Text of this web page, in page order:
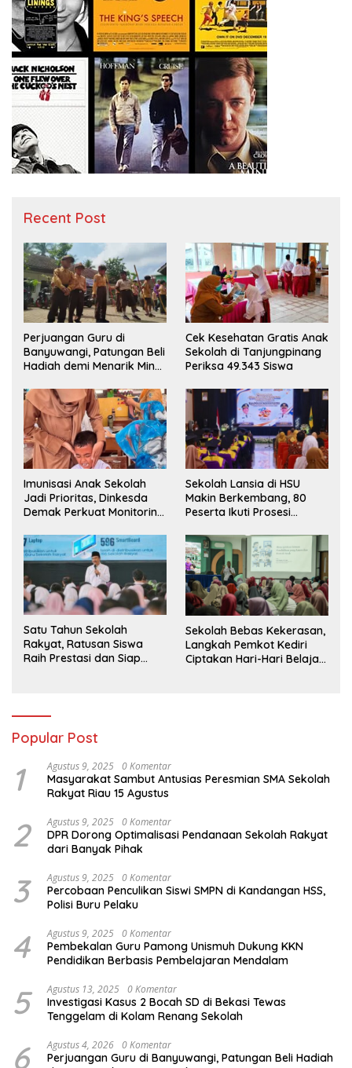
Recent Post
Perjuangan Guru di
Banyuwangi, Patungan Beli
Hadiah demi Menarik Minat
Cek Kesehatan Gratis Anak
Sekolah di Tanjungpinang
Periksa 49.343 Siswa
Imunisasi Anak Sekolah
Jadi Prioritas, Dinkesda
Demak Perkuat Monitoring
Sekolah Lansia di HSU
Makin Berkembang, 80
Peserta Ikuti Prosesi
Satu Tahun Sekolah
Rakyat, Ratusan Siswa
Raih Prestasi dan Siap
Sekolah Bebas Kekerasan,
Langkah Pemkot Kediri
Ciptakan Hari-Hari Belajar
Popular Post
1 Agustus 9, 2025 0 Komentar
Masyarakat Sambut Antusias Peresmian SMA Sekolah
Rakyat Riau 15 Agustus
2 Agustus 9, 2025 0 Komentar
DPR Dorong Optimalisasi Pendanaan Sekolah Rakyat
dari Banyak Pihak
3 Agustus 9, 2025 0 Komentar
Percobaan Penculikan Siswi SMPN di Kandangan HSS,
Polisi Buru Pelaku
4 Agustus 9, 2025 0 Komentar
Pembekalan Guru Pamong Unismuh Dukung KKN
Pendidikan Berbasis Pembelajaran Mendalam
5 Agustus 13, 2025 0 Komentar
Investigasi Kasus 2 Bocah SD di Bekasi Tewas
Tenggelam di Kolam Renang Sekolah
6 Agustus 4, 2026 0 Komentar
Perjuangan Guru di Banyuwangi, Patungan Beli Hadiah